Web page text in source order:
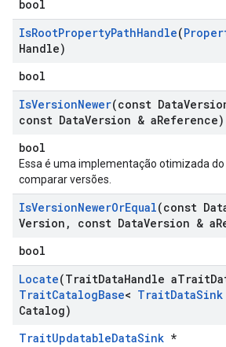
bool
IsRootPropertyPathHandle(
Handle)
bool
IsVersionNewer(const Data
const DataVersion & aReference)
bool
Essa é uma implementação otimizada
comparar versões.
IsVersionNewerOrEqual(const
Version , const DataVersion & a
bool
Locate(TraitDataHandle aTrait
TraitCatalogBase< TraitDataSink
Catalog)
TraitUpdatableDataSink *